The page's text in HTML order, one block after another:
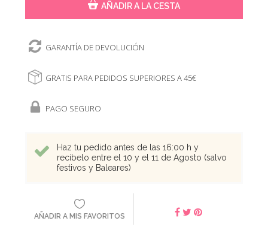
AÑADIR A LA CESTA
GARANTÍA DE DEVOLUCIÓN
GRATIS PARA PEDIDOS SUPERIORES A 45€
PAGO SEGURO
Haz tu pedido antes de las 16:00 h y
recíbelo entre el 10 y el 11 de Agosto (salvo
festivos y Baleares)
AÑADIR A MIS FAVORITOS